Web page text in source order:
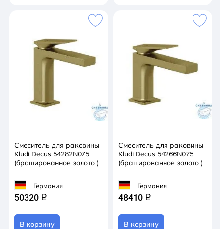
Смеситель для раковины
Kludi Decus 54282N075
(брашированное золото )
Германия
50320 q
В корзину
Смеситель для раковины
Kludi Decus 54266N075
(брашированное золото )
Германия
48410 q
В корзину